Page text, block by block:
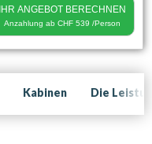
IHR ANGEBOT BERECHNEN
Anzahlung ab CHF 539 /Person
Kabinen Die